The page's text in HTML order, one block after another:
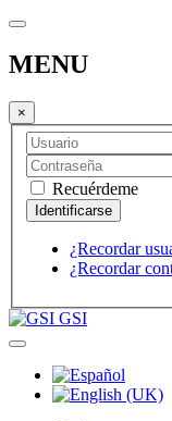
MENU
×
Recuérdeme
¿Recordar
¿Recordar
GSI